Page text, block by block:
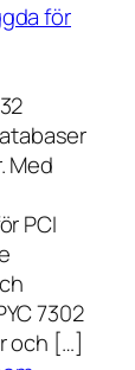
för
Med
PCI
7302
och […]